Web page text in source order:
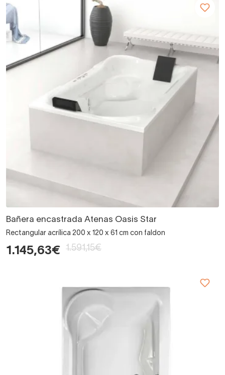
Bañera encastrada Atenas Oasis Star
Rectangular acrílica 200 x 120 x 61 cm con faldon
1.145,63€ 1.591,15€